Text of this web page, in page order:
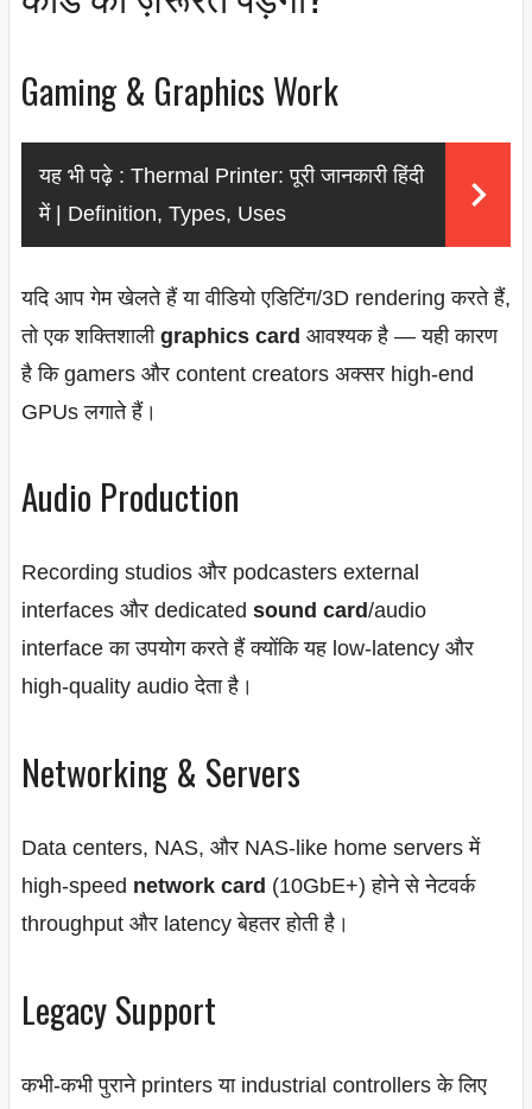
Gaming & Graphics Work
यह भी पढ़े : Thermal Printer: पूरी जानकारी हिंदी
में | Definition, Types, Uses
यदि आप गेम खेलते हैं या वीडियो एडिटिंग/3D rendering करते हैं,
तो एक शक्तिशाली graphics card आवश्यक है — यही कारण
है कि gamers और content creators अक्सर high-end
GPUs लगाते हैं।
Audio Production
Recording studios और podcasters external
interfaces और dedicated sound card/audio
interface का उपयोग करते हैं क्योंकि यह low-latency और
high-quality audio देता है।
Networking & Servers
Data centers, NAS, और NAS-like home servers में
high-speed network card (10GbE+) होने से नेटवर्क
throughput और latency बेहतर होती है।
Legacy Support
कभी-कभी पुराने printers या industrial controllers के लिए